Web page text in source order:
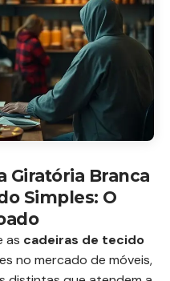
Giratória Branca
Simples: O
as cadeiras de tecido
no mercado de móveis,